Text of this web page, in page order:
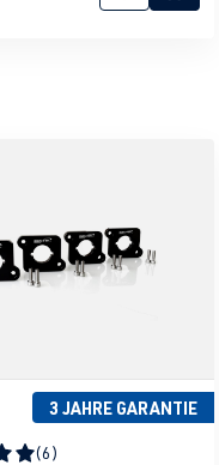
3 JAHRE GARANTIE
(6)